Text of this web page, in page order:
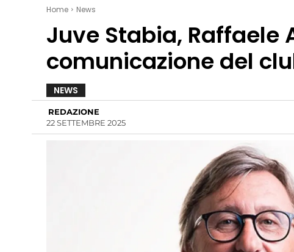
Home News
Juve Stabia, Raffaele
comunicazione del
NEWS
REDAZIONE
22 SETTEMBRE 2025